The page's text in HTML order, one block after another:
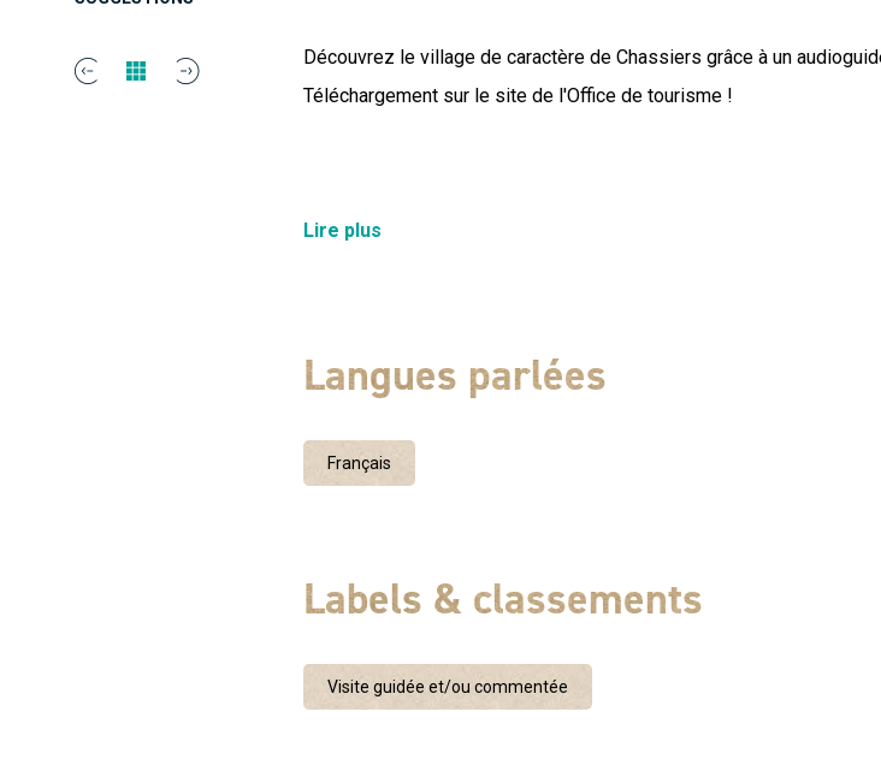
Découvrez le village de caractère de Chassiers grâce à un
Téléchargement sur le site de l'Office de tourisme !
Visite à pied Distance : 1.50km Durée : 1 à 2 heures 9 points
Lire plus
Langues parlées
Français
Labels & classements
Visite guidée et/ou commentée